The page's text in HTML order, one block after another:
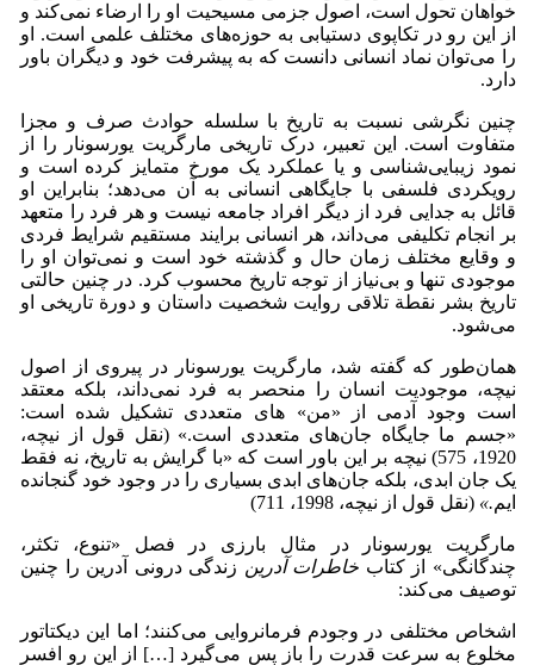
خواهان تحول است، اصول جزمی مسیحیت او را ارضاء نمی‌کند و
از این رو در تکاپوی دستیابی به حوزه‌های مختلف علمی است. او
را می‌توان نماد انسانی دانست که به پیشرفت خود و دیگران باور
دارد.
چنین نگرشی نسبت به تاریخ با سلسله حوادث صرف و مجزا
متفاوت است. این تعبیر، درک تاریخی مارگریت یورسونار را از
نمود زیبایی‌شناسی و یا عملکرد یک مورخ متمایز کرده است و
رویکردی فلسفی با جایگاهی انسانی به آن می‌دهد؛ بنابراین او
قائل به جدایی فرد از دیگر افراد جامعه نیست و هر فرد را متعهد
بر انجام تکلیفی می‌داند، هر انسانی برایند مستقیم شرایط فردی
و وقایع مختلف زمان حال و گذشته خود است و نمی‌توان او را
موجودی تنها و بی‌نیاز از توجه تاریخ محسوب کرد. در چنین حالتی
تاریخ بشر نقطة تلاقی روایت شخصیت داستان و دورة تاریخی او
می‌شود.
همان‌طور که گفته شد، مارگریت یورسونار در پیروی از اصول
نیچه، موجودیت انسان را منحصر به فرد نمی‌داند، بلکه معتقد
است وجود آدمی از «من» های متعددی تشکیل شده است:
«جسم ما جایگاه جان‌های متعددی است.» (نقل قول از نیچه،
1920، 575) نیچه بر این باور است که «با گرایش به تاریخ، نه فقط
یک جان ابدی، بلکه جان‌های ابدی بسیاری را در وجود خود گنجانده
ایم.» (نقل قول از نیچه، 1998، 711)
مارگریت یورسونار در مثال بارزی در فصل «تنوع، تکثر،
چندگانگی» از کتاب خاطرات آدرین زندگی درونی آدرین را چنین
توصیف می‌کند:
اشخاص مختلفی در وجودم فرمانروایی می‌کنند؛ اما این دیکتاتور
مخلوع به سرعت قدرت را باز پس می‌گیرد […] از این رو افسر